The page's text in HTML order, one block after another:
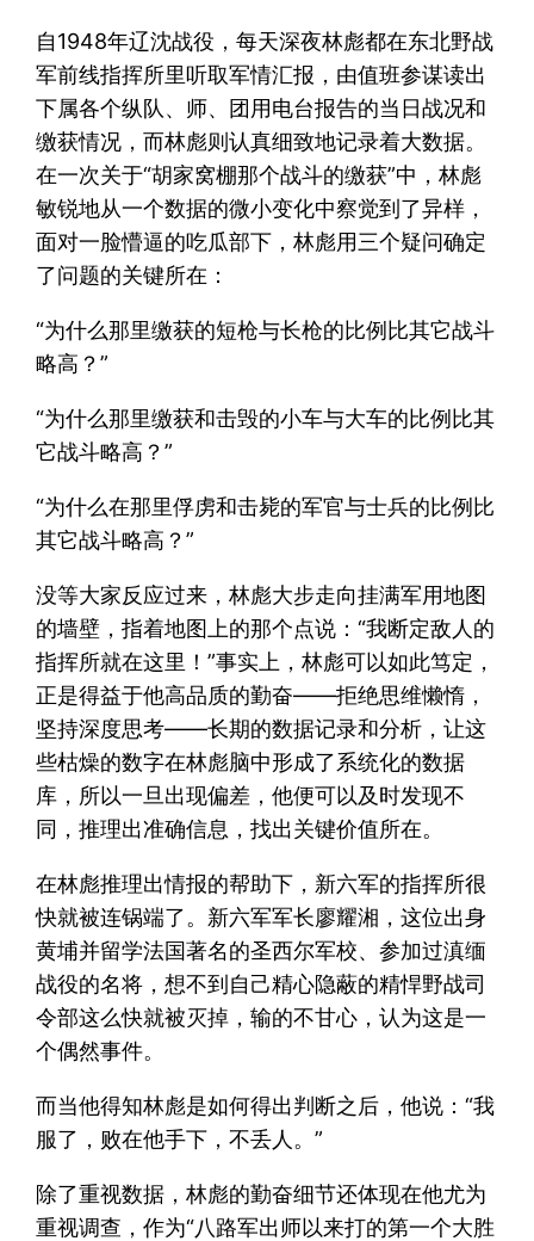
自1948年辽沈战役，每天深夜林彪都在东北野战
军前线指挥所里听取军情汇报，由值班参谋读出
下属各个纵队、师、团用电台报告的当日战况和
缴获情况，而林彪则认真细致地记录着大数据。
在一次关于“胡家窝棚那个战斗的缴获”中，林彪
敏锐地从一个数据的微小变化中察觉到了异样，
面对一脸懵逼的吃瓜部下，林彪用三个疑问确定
了问题的关键所在：
“为什么那里缴获的短枪与长枪的比例比其它战斗
略高？”
“为什么那里缴获和击毁的小车与大车的比例比其
它战斗略高？”
“为什么在那里俘虏和击毙的军官与士兵的比例比
其它战斗略高？”
没等大家反应过来，林彪大步走向挂满军用地图
的墙壁，指着地图上的那个点说：“我断定敌人的
指挥所就在这里！”事实上，林彪可以如此笃定，
正是得益于他高品质的勤奋——拒绝思维懒惰，
坚持深度思考——长期的数据记录和分析，让这
些枯燥的数字在林彪脑中形成了系统化的数据
库，所以一旦出现偏差，他便可以及时发现不
同，推理出准确信息，找出关键价值所在。
在林彪推理出情报的帮助下，新六军的指挥所很
快就被连锅端了。新六军军长廖耀湘，这位出身
黄埔并留学法国著名的圣西尔军校、参加过滇缅
战役的名将，想不到自己精心隐蔽的精悍野战司
令部这么快就被灭掉，输的不甘心，认为这是一
个偶然事件。
而当他得知林彪是如何得出判断之后，他说：“我
服了，败在他手下，不丢人。”
除了重视数据，林彪的勤奋细节还体现在他尤为
重视调查，作为“八路军出师以来打的第一个大胜